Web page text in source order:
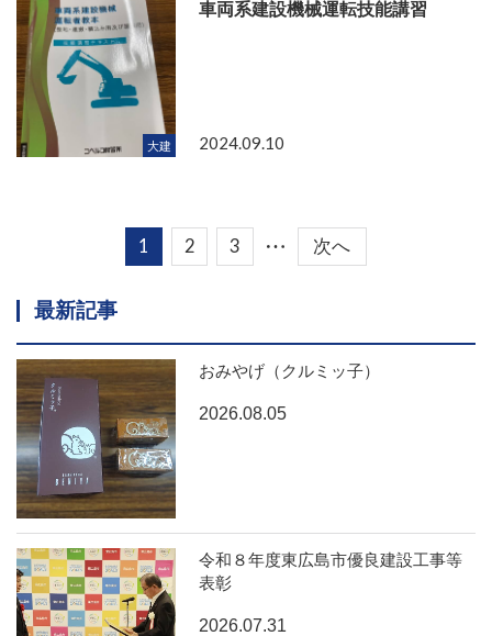
大建
車両系建設機械運転技能講習
2024.09.10
1 2 3 ... 次へ
最新記事
おみやげ（クルミッ子）
2026.08.05
令和８年度東広島市優良建設工事等
表彰
2026.07.31